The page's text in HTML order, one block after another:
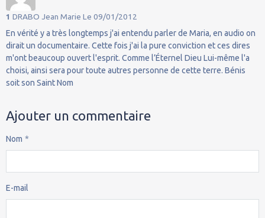
1 DRABO Jean Marie Le 09/01/2012
En vérité y a très longtemps j'ai entendu parler de Maria, en audio on
dirait un documentaire. Cette fois j'ai la pure conviction et ces dires
m'ont beaucoup ouvert l'esprit. Comme l’Éternel Dieu Lui-même l'a
choisi, ainsi sera pour toute autres personne de cette terre. Bénis
soit son Saint Nom
Ajouter un commentaire
Nom
E-mail